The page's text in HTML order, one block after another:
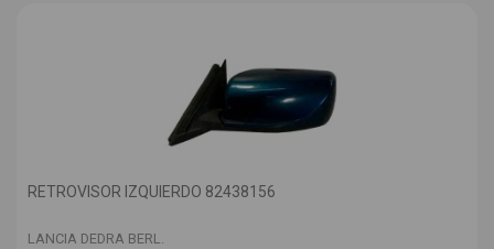
RETROVISOR IZQUIERDO 82438156
LANCIA DEDRA BERL.